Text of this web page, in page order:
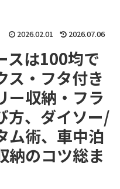
2026.02.01 2026.07.06
スは100均で
ス・フタ付き
ー収納・フラ
方、ダイソー/
ム術、車中泊
納のコツ総ま